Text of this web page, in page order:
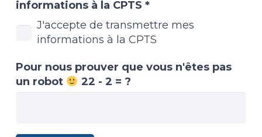
informations à la CPTS *
J'accepte de transmettre mes
informations à la CPTS
Pour nous prouver que vous n'êtes pas
un robot
22 - 2 = ?